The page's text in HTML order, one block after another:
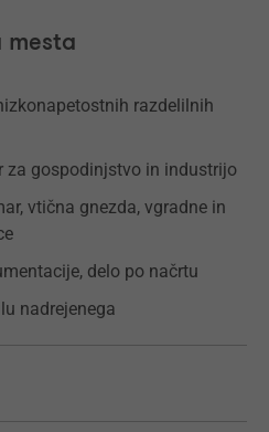
mesta
razdelilnih
za gospodinjstvo in industrijo
vtična gnezda, vgradne in
delo po načrtu
nadrejenega